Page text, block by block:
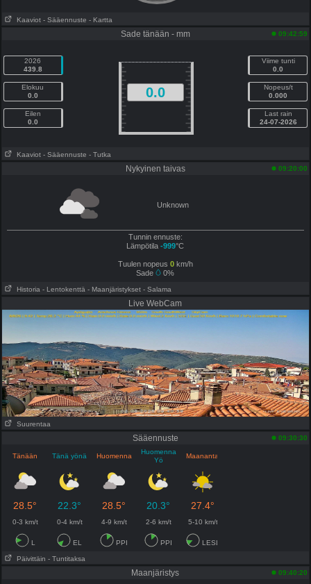
Kaaviot - Sääennuste - Kartta
Sade tänään - mm 09:42:59
2026
439.8
Elokuu
0.0
Eilen
0.0
0.0
Viime tunti
0.0
Nopeus/t
0.000
Last rain
24-07-2026
Kaaviot - Sääennuste - Tutka
Nykyinen taivas 09:20:00
Unknown
Tunnin ennuste:
Lämpötila-999°C
Tuulen nopeus 0km/h
Sade
0%
Historia - Lentokenttä - Maanjäristykset - Salama
Live WebCam
Suurentaa
Sääennuste 09:30:30
Tänään Tänä yönä Huomenna
Huomenna
Yö
Maanantai
28.5° 22.3° 28.5° 20.3° 27.4°
0-3 km/t 0-4 km/t 4-9 km/t 2-6 km/t 5-10 km/t
L EL PPI PPI LESL
Päivittäin - Tuntitaksa
Maanjäristys 09:40:20